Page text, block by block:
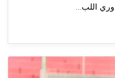
اللب...